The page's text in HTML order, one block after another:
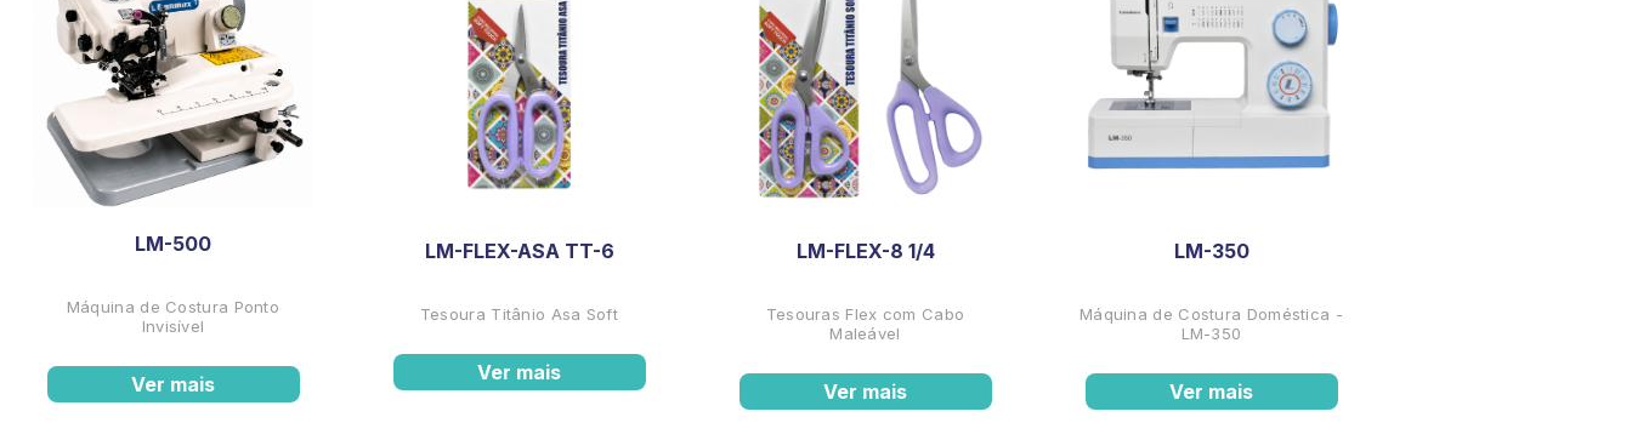
LM-500
Máquina de Costura Ponto
Invisível
Ver mais
LM-FLEX-ASA TT-6
Tesoura Titânio Asa Soft
Ver mais
LM-FLEX-8 1/4
Tesouras Flex com Cabo
Maleável
Ver mais
LM-350
Máquina de Costura Doméstica -
LM-350
Ver mais